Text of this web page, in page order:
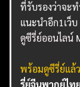
ที่รับรองว่าจะ
แนะนำอีก1เว็
ดูซีรี่ย์ออนไลน์
พร้อมดูซีรี่ย์แล้
รี่ย์จีนพากย์ไท